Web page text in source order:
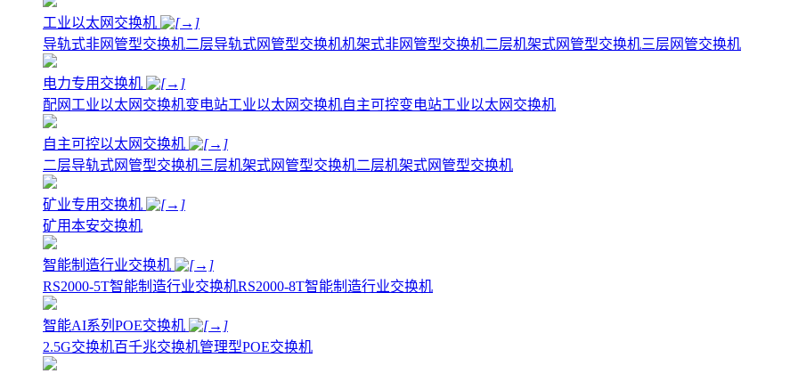
工业以太网交换机
导轨式非网管型交换机二层导轨式网管型交换机机架式非网管型交换机二层机架式网管型交换机三层网管交换机
电力专用交换机
配网工业以太网交换机变电站工业以太网交换机自主可控变电站工业以太网交换机
自主可控以太网交换机
二层导轨式网管型交换机三层机架式网管型交换机二层机架式网管型交换机
矿业专用交换机
矿用本安交换机
智能制造行业交换机
RS2000-5T智能制造行业交换机RS2000-8T智能制造行业交换机
智能AI系列POE交换机
2.5G交换机百千兆交换机管理型POE交换机